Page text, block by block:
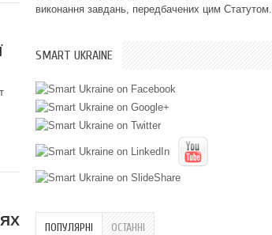
виконання завдань, передбачених цим Статутом.
SMART UKRAINE
ПОПУЛЯРНІ ОСТАННІ